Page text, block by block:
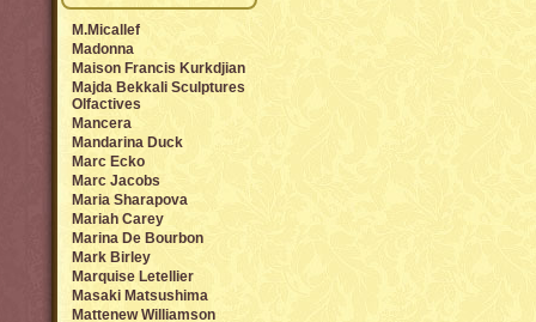
M.Micallef
Madonna
Maison Francis Kurkdjian
Majda Bekkali Sculptures
Olfactives
Mancera
Mandarina Duck
Marc Ecko
Marc Jacobs
Maria Sharapova
Mariah Carey
Marina De Bourbon
Mark Birley
Marquise Letellier
Masaki Matsushima
Mattenew Williamson